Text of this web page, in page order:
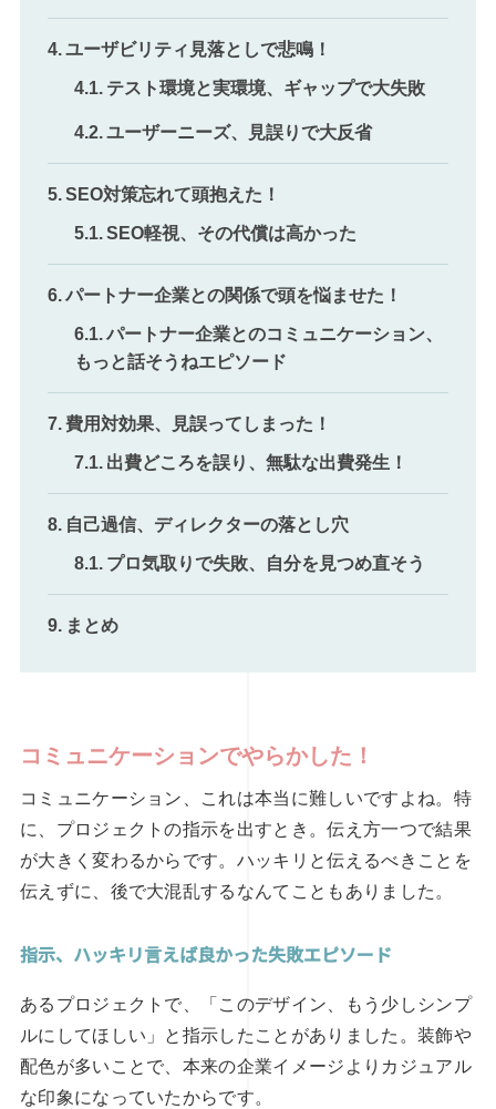
ユーザビリティ見落としで悲鳴！
テスト環境と実環境、ギャップで大失敗
ユーザーニーズ、見誤りで大反省
SEO対策忘れて頭抱えた！
SEO軽視、その代償は高かった
パートナー企業との関係で頭を悩ませた！
パートナー企業とのコミュニケーション、
もっと話そうねエピソード
費用対効果、見誤ってしまった！
出費どころを誤り、無駄な出費発生！
自己過信、ディレクターの落とし穴
プロ気取りで失敗、自分を見つめ直そう
まとめ
コミュニケーションでやらかした！
コミュニケーション、これは本当に難しいですよね。特
に、プロジェクトの指示を出すとき。伝え方一つで結果
が大きく変わるからです。ハッキリと伝えるべきことを
伝えずに、後で大混乱するなんてこともありました。
指示、ハッキリ言えば良かった失敗エピソード
あるプロジェクトで、「このデザイン、もう少しシンプ
ルにしてほしい」と指示したことがありました。装飾や
配色が多いことで、本来の企業イメージよりカジュアル
な印象になっていたからです。